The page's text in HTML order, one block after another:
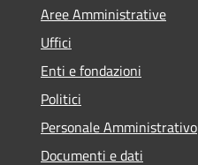
Aree Amministrative
Uffici
Enti e fondazioni
Politici
Personale Amministrativo
Documenti e dati